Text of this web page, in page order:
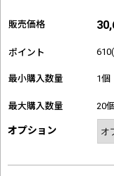
販売価格
ポイント
最小購入数量 1個
最大購入数量 20個
オプション